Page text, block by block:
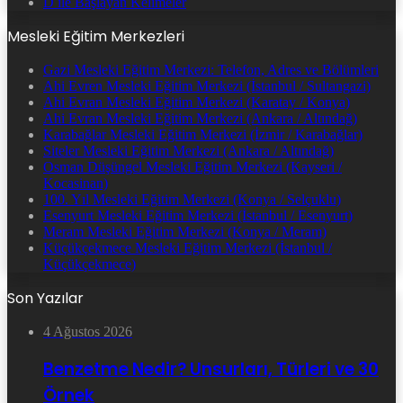
Mesleki Eğitim Merkezleri
Gazi Mesleki Eğitim Merkezi: Telefon, Adres ve Bölümleri
Ahi Evren Mesleki Eğitim Merkezi (İstanbul / Sultangazi)
Ahi Evran Mesleki Eğitim Merkezi (Karatay / Konya)
Ahi Evran Mesleki Eğitim Merkezi (Ankara / Altındağ)
Karabağlar Mesleki Eğitim Merkezi (İzmir / Karabağlar)
Siteler Mesleki Eğitim Merkezi (Ankara / Altındağ)
Osman Düşüngel Mesleki Eğitim Merkezi (Kayseri /
Kocasinan)
100. Yıl Mesleki Eğitim Merkezi (Konya / Selçuklu)
Esenyurt Mesleki Eğitim Merkezi (İstanbul / Esenyurt)
Meram Mesleki Eğitim Merkezi (Konya / Meram)
Küçükçekmece Mesleki Eğitim Merkezi (İstanbul /
Küçükçekmece)
Son Yazılar
4 Ağustos 2026
Benzetme Nedir? Unsurları, Türleri ve 30
Örnek